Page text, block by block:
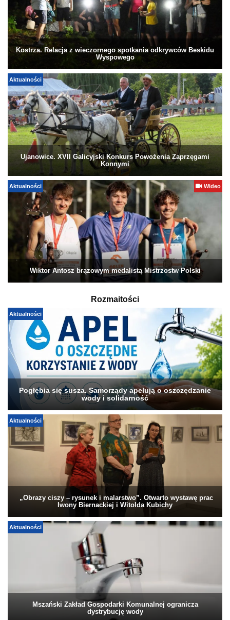
Kostrza. Relacja z wieczornego spotkania odkrywców Beskidu
Wyspowego
Aktualności
Ujanowice. XVII Galicyjski Konkurs Powożenia Zaprzęgami
Konnymi
Aktualności Wideo
Wiktor Antosz brązowym medalistą Mistrzostw Polski
Rozmaitości
Aktualności
Pogłębia się susza. Samorządy apelują o oszczędzanie
wody i solidarność
Aktualności
„Obrazy ciszy – rysunek i malarstwo”. Otwarto wystawę prac
Iwony Biernackiej i Witolda Kubichy
Aktualności
Mszański Zakład Gospodarki Komunalnej ogranicza
dystrybucję wody